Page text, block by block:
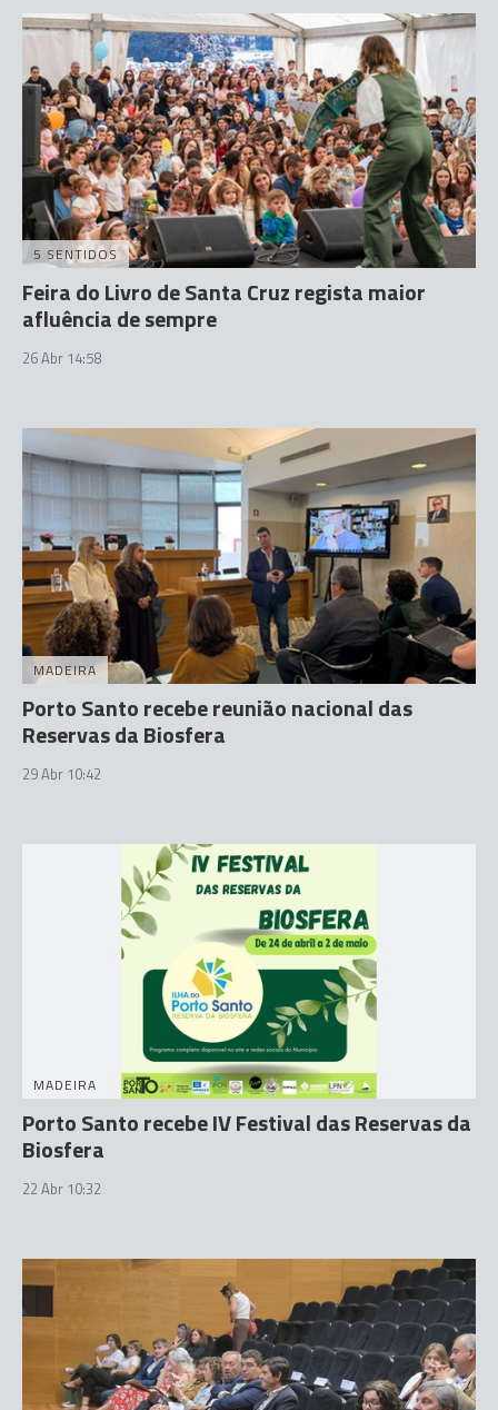
5 SENTIDOS
Feira do Livro de Santa Cruz regista maior
afluência de sempre
26 Abr 14:58
MADEIRA
Porto Santo recebe reunião nacional das
Reservas da Biosfera
29 Abr 10:42
MADEIRA
Porto Santo recebe IV Festival das Reservas da
Biosfera
22 Abr 10:32